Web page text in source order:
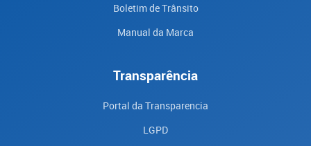
Boletim de Trânsito
Manual da Marca
Transparência
Portal da Transparencia
LGPD